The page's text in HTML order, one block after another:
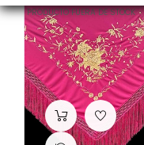
PRODUCTO FUERA DE STOCK